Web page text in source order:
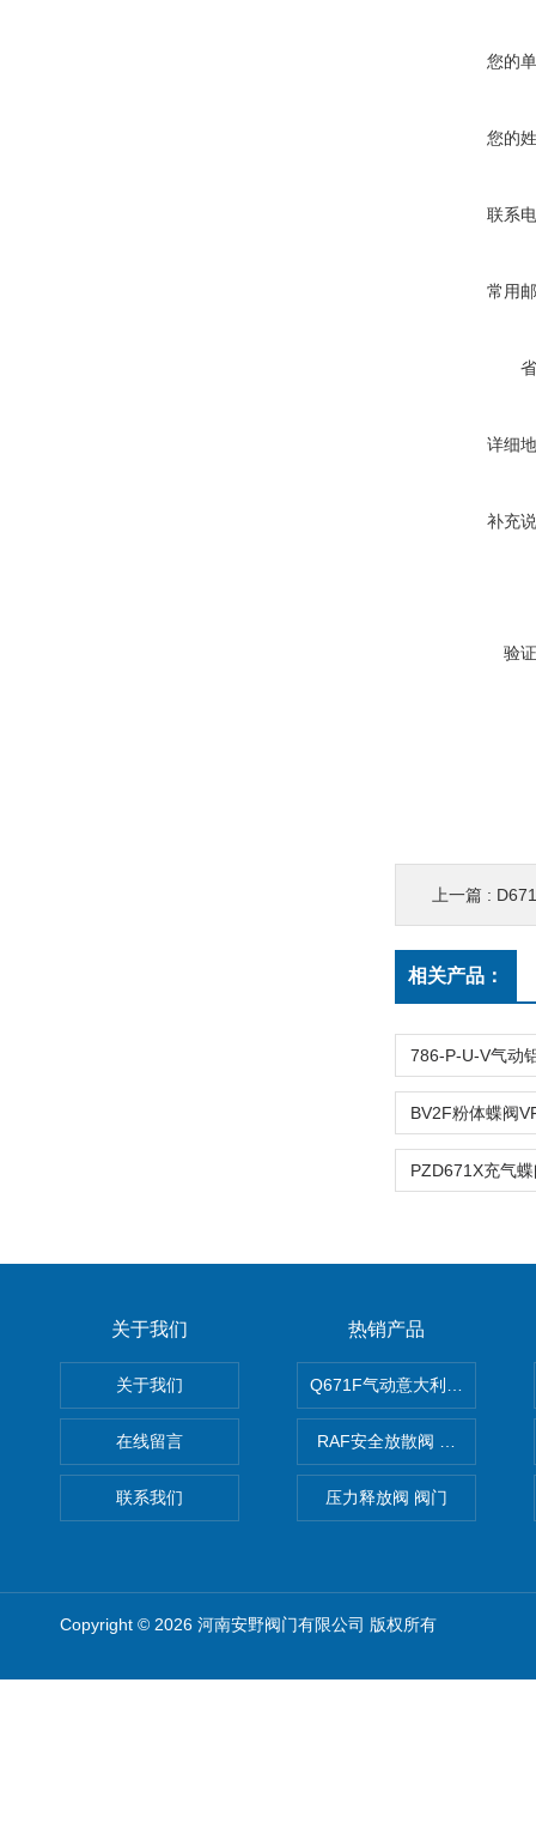
您的
您的
联系
常用
详细
补充
验
上一篇 :
相关产品：
关于我们
关于我们
在线留言
联系我们
热销产品
Q671F气动意大利式薄型球阀
RAF安全放散阀 阀生产
压力释放阀 阀门
Copyright © 2026 河南安野阀门有限公司 版权所有